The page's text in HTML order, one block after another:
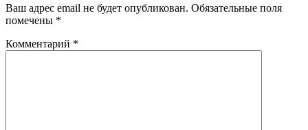
Ваш адрес email не будет опубликован. Обязательные поля
помечены *
Комментарий *